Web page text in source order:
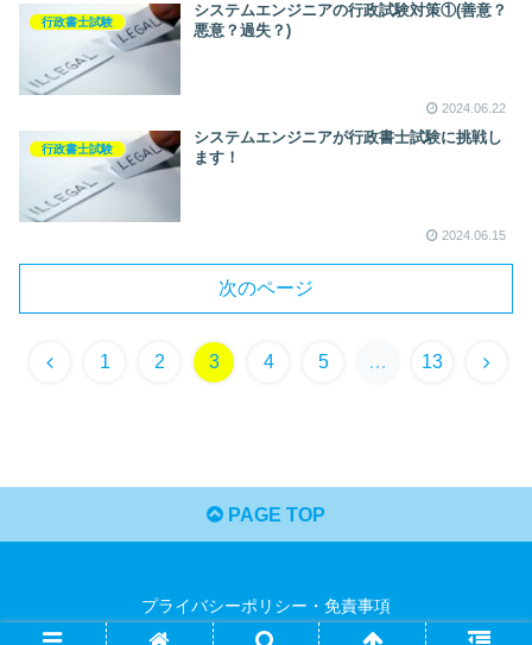
行政書士試験
システムエンジニアの行政試験対策①(善意？
悪意？過失？)
2024.06.22
行政書士試験
システムエンジニアが行政書士試験に挑戦し
ます！
2024.06.15
次のページ
1 2 3 4 5 … 13
PAGE TOP
プライバシーポリシー・免責事項